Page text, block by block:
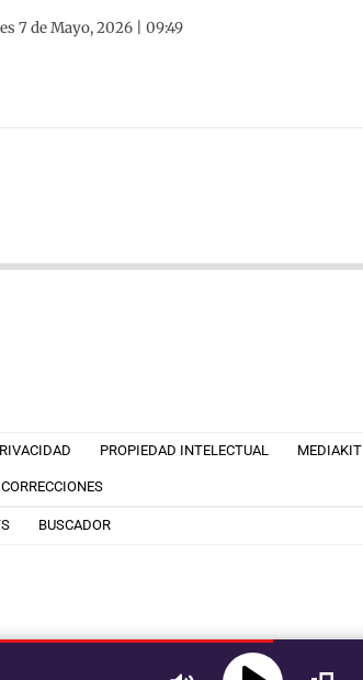
7 de Mayo, 2026 | 09:49
PROPIEDAD INTELECTUAL MEDIAKIT
BUSCADOR